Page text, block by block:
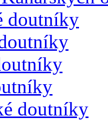
doutníky
doutníky